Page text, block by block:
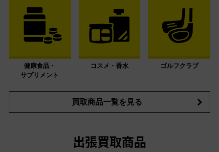
健康食品・
サプリメント
コスメ・香水 ゴルフクラブ
買取商品一覧を見る
出張買取商品